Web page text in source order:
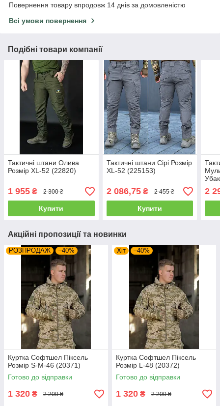
Повернення товару впродовж 14 днів за домовленістю
Всі умови повернення
Подібні товари компанії
Тактичні штани Олива
Розмір XL-52 (22820)
1 955 ₴ 2 300 ₴
Купити
Тактичні штани Сірі Розмір
XL-52 (225153)
2 086,75₴ 2 455 ₴
Купити
2
Акційні пропозиції та новинки
РОЗПРОДАЖ –40%
Куртка Софтшел Піксель
Розмір S-M-46 (20371)
Готово до відправки
1 320 ₴ 2 200 ₴
Хіт –40%
Куртка Софтшел Піксель
Розмір L-48 (20372)
Готово до відправки
1 320 ₴ 2 200 ₴